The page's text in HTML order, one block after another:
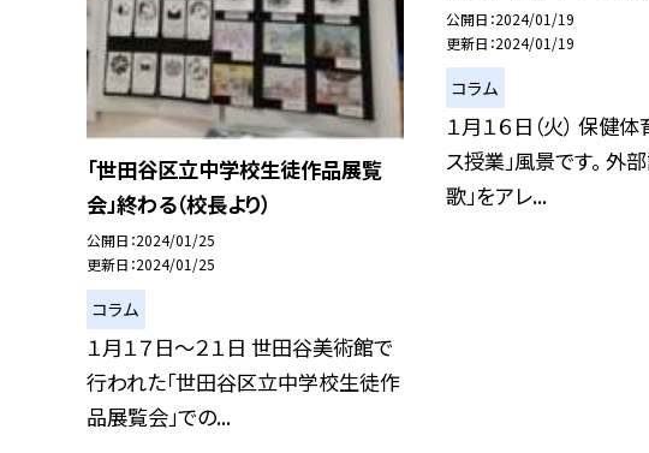
「世田谷区立中学校生徒作品展覧
会」終わる（校長より）
公開日 2024/01/25
更新日 2024/01/25
コラム
１月１７日〜２１日 世田谷美術館で
行われた「世田谷区立中学校生徒作
品展覧会」での...
公開日 2024/01/19
更新日 2024/01/19
コラム
１月１６日（火） 保健
ス授業」風景です。 外
歌」をアレ...